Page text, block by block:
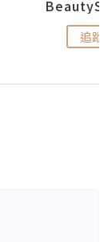
追蹤